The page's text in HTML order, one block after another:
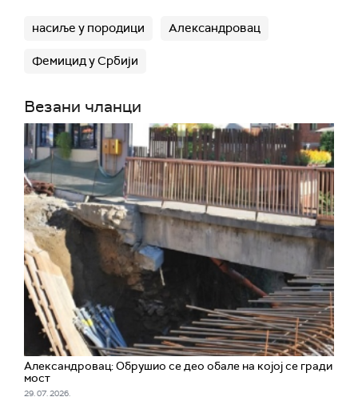
насиље у породици Александровац
Фемицид у Србији
Везани чланци
Александровац: Обрушио се део обале на којој се гради
мост
29. 07. 2026.